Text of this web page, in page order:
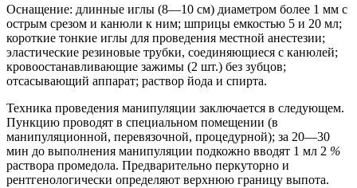
Оснащение: длинные иглы (8—10 см) диаметром более 1 мм с
острым срезом и канюли к ним; шприцы емкостью 5 и 20 мл;
короткие тонкие иглы для проведения местной анестезии;
эластические резиновые трубки, соединяющиеся с канюлей;
кровоостанавливающие зажимы (2 шт.) без зубцов;
отсасывающий аппарат; раствор йода и спирта.
Техника проведения манипуляции заключается в следующем.
Пункцию проводят в специальном помещении (в
манипуляционной, перевязочной, процедурной); за 20—30
мин до выполнения манипуляции подкожно вводят 1 мл 2 %
раствора промедола. Предварительно перкуторно и
рентгенологически определяют верхнюю границу выпота.